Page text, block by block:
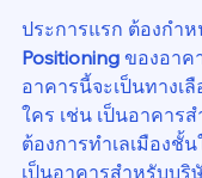
ประการแรก ต้องกำ
Positioning ของอาค
อาคารนี้จะเป็นทางเ
ใคร เช่น เป็นอาคาร
ต้องการทำเลเมือง
เป็นอาคารสำหรับบริ